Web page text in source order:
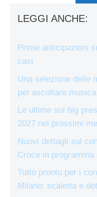
LEGGI ANCHE:
Prime anticipazioni
cast
Una selezione delle
per ascoltare musica
Le ultime sui big
2027 nei prossimi
Nuovi dettagli sul
Croce in programma
Tutto pronto per i
Milano: scaletta e